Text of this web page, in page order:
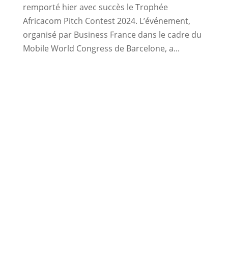
remporté hier avec succès le Trophée
Africacom Pitch Contest 2024. L’événement,
organisé par Business France dans le cadre du
Mobile World Congress de Barcelone, a...